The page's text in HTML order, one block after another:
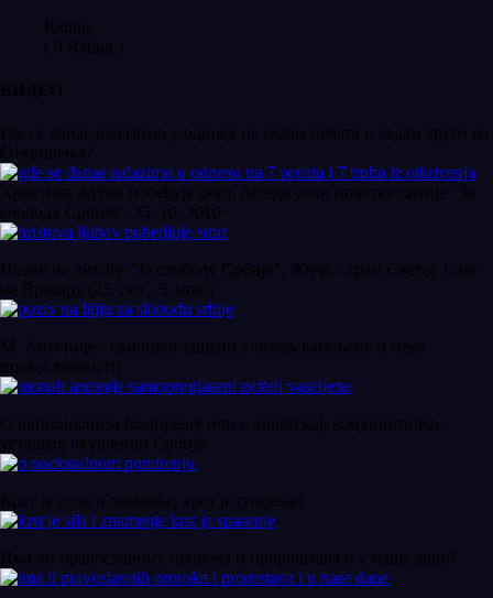
Rating:
( 0 Rating )
ВИДЕО
Где се данас налазимо у односу на седам печата и седам труба из
Откривења?
Христова љубав побеђује смрт, беседа уочи почетка литије "За
слободу Србије", 25. 10. 2010
Позив на литију "За слободу Србије", Жича - храм Светог Саве
на Врачару (25. окт.- 5. нов.)
М. Антоније - самопроглашени учитељ васељене и мера
православности
О националном помирењу или о хрватској, комунистичко-
усташкој окупацији Србије
Крст је сила и знамење, крст је спасење!
Има ли православних пророка и пророштава и у наше дане?